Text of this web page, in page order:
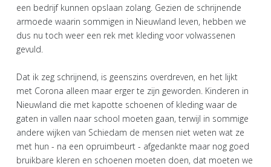
een bedrijf kunnen opslaan zolang. Gezien de schrijnende
armoede waarin sommigen in Nieuwland leven, hebben we
dus nu toch weer een rek met kleding voor volwassenen
gevuld.
Dat ik zeg schrijnend, is geenszins overdreven, en het lijkt
met Corona alleen maar erger te zijn geworden. Kinderen in
Nieuwland die met kapotte schoenen of kleding waar de
gaten in vallen naar school moeten gaan, terwijl in sommige
andere wijken van Schiedam de mensen niet weten wat ze
met hun - na een opruimbeurt - afgedankte maar nog goed
bruikbare kleren en schoenen moeten doen, dat moeten we